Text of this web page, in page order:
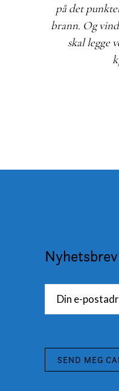
på det
brann. Og
skal legge
Nyhetsbrev